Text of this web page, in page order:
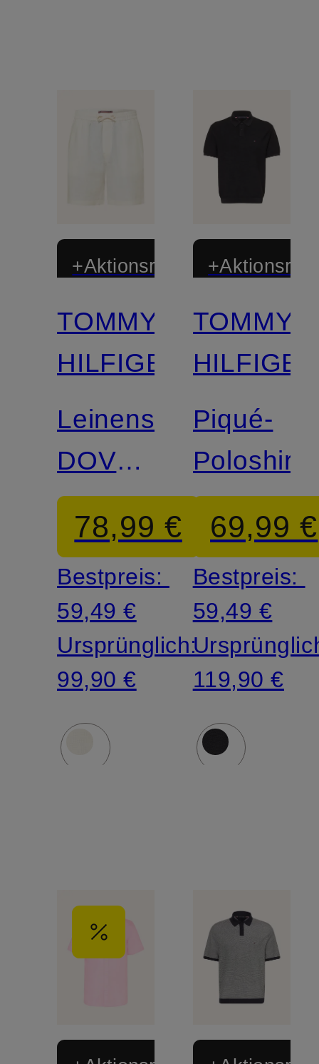
+Aktionsrabatt
TOMMY
HILFIGER
Leinenshorts
DOVER
Regular
Fit78,99 €
Bestpreis:
59,49 €
Ursprünglich:
99,90 €
TOMMY
Piqué-
Poloshirt
69,99 €
Bestpreis:
59,49 €
119,90 €